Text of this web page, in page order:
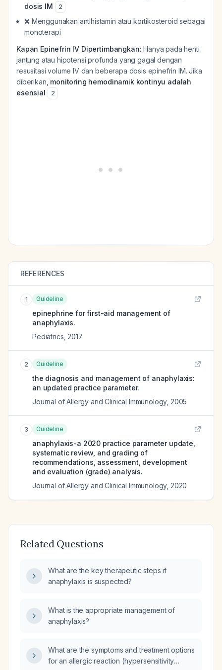
dosis IM
2
❌ Menggunakan antihistamin atau kortikosteroid sebagai
monoterapi
Kapan Epinefrin IV Dipertimbangkan: Hanya pada henti
jantung atau hipotensi profunda yang gagal dengan
resusitasi volume IV dan beberapa dosis epinefrin IM. Jika
diberikan, monitoring hemodinamik kontinyu adalah
esensial
2
REFERENCES
1 Guideline
epinephrine for first-aid management of
anaphylaxis.
Pediatrics 2017
2 Guideline
the diagnosis and management of anaphylaxis:
an updated practice parameter.
Journal of Allergy and Clinical Immunology, 2005
3 Guideline
anaphylaxis-a 2020 practice parameter update,
systematic review, and grading of
recommendations, assessment, development
and evaluation (grade) analysis.
Journal of Allergy and Clinical Immunology, 2020
Related Questions
What are the key therapeutic steps if
anaphylaxis is suspected?
What is the appropriate management of
anaphylaxis?
What are the symptoms and treatment options
for an allergic reaction (hypersensitivity